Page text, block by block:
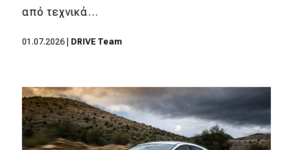
Τεχνολογία
Ασφάλεια
Απόψεις
Test Drive
από τεχνικά…
01.07.2026 DRIVE Team